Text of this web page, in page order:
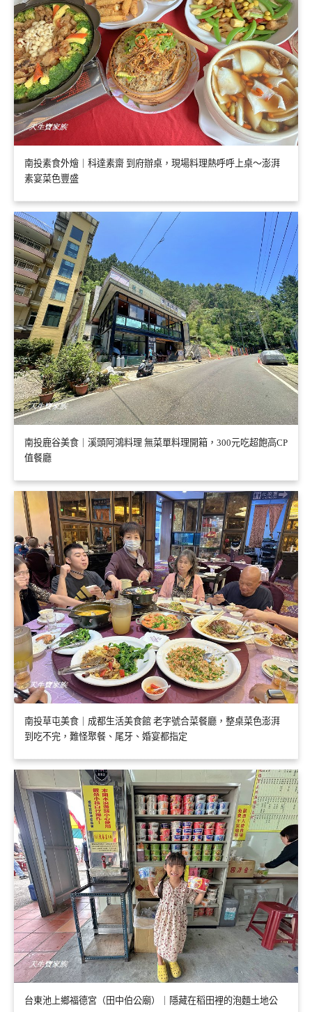
南投素食外燴｜科達素齋 到府辦桌，現場料理熱呼呼上桌～澎湃
素宴菜色豐盛
南投鹿谷美食｜溪頭阿鴻料理 無菜單料理開箱，300元吃超飽高CP
值餐廳
南投草屯美食｜成都生活美食館 老字號合菜餐廳，整桌菜色澎湃
到吃不完，難怪聚餐、尾牙、婚宴都指定
台東池上鄉福德宮（田中伯公廟）｜隱藏在稻田裡的泡麵土地公